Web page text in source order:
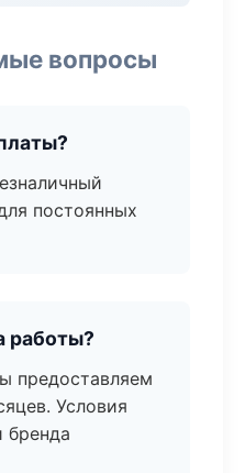
вопросы
постоянных
работы?
предоставляем
Условия
бренда